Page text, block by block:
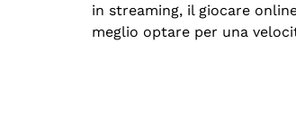
in streaming, il giocare
meglio optare per una